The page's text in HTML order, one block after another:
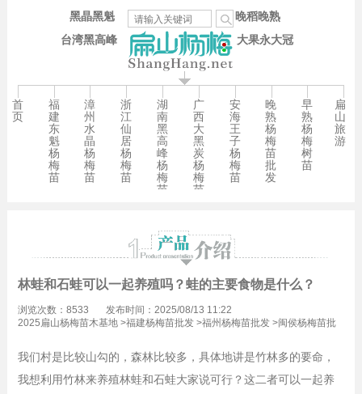
台湾黑高峰
晚稻晚熟
大果永大冠
黑晶黑魁
首
页
福
建
东
魁
杨
梅
苗
漳
州
水
晶
杨
梅
苗
浙
江
仙
居
杨
梅
苗
湖
南
黑
高
峰
杨
梅
苗
广
西
大
黑
炭
杨
梅
苗
安
海
王
子
杨
梅
苗
晚
熟
杨
梅
苗
批
发
早
熟
杨
梅
树
苗
扁
山
旅
游
林蛙和石蛙可以一起养殖吗？蛙的主要食物是什么？
浏览次数：8533
发布时间：2025/08/13 11:22
2025扁山杨梅苗木基地>福建杨梅苗批发>福州杨梅苗批发>闽侯杨梅苗批
我们村是比较山勾的，森林比较多，具体地讲是竹林多的要命，
我想利用竹林来养殖林蛙和石蛙大家说可行？这二者可以一起养